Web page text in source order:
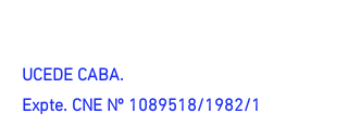
UCEDE CABA.
Expte. CNE Nº 1089518/1982/1